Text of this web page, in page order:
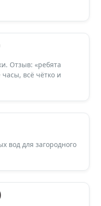
Отзыв: «ребята
всё чётко и
вод для загородного